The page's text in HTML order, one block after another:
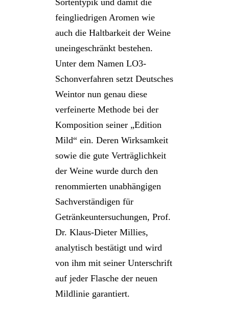
feingliedrigen Aromen wie
auch die Haltbarkeit der Weine
uneingeschränkt bestehen.
Unter dem Namen LO3-
Schonverfahren setzt Deutsches
Weintor nun genau diese
verfeinerte Methode bei der
Komposition seiner „Edition
Mild“ ein. Deren Wirksamkeit
sowie die gute Verträglichkeit
der Weine wurde durch den
renommierten unabhängigen
Sachverständigen für
Getränkeuntersuchungen, Prof.
Dr. Klaus-Dieter Millies,
analytisch bestätigt und wird
von ihm mit seiner Unterschrift
auf jeder Flasche der neuen
Mildlinie garantiert.